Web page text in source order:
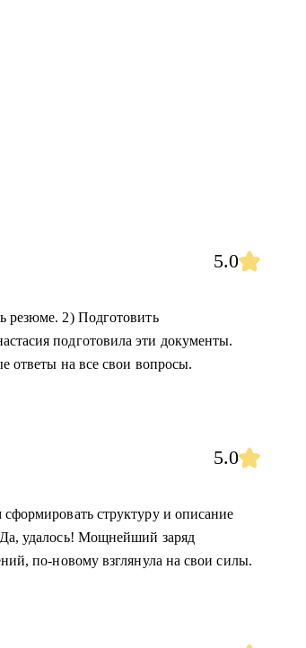
5.0
резюме. 2) Подготовить
подготовила эти документы.
ответы на все свои вопросы.
5.0
структуру и описание
удалось! Мощнейший заряд
по-новому взглянула на свои силы.